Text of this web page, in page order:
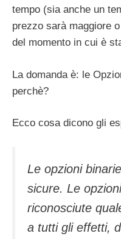
tempo (sia anche un
prezzo sarà maggiore
del momento in cui è
La domanda è: le
perchè?
Ecco cosa dicono gli
Le opzioni
sicure. Le
riconosciute
a tutti gli effetti,